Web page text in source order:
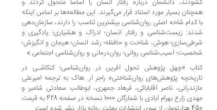
دانشمان درباره رفتار انسان را اساساً متحول کردند و
بسیار مورد استناد قرار می‌گیرند. این مطالعه‌ها بر اساس اینکه
کدام شاخه اصلی روان‌شناسی بیشترین تناسب را دارند، سازمان‌دهی
زیست‌شناسی و رفتار انسان؛ ادراک و هشیاری؛ یادگیری و
هوش، شناخت و حافظه؛ رشد انسان؛ هیجان و انگیزش؛
آسیب‌شناسی روانی؛ روان‌درمانی و روان‌شناسی اجتماعی.»
«چهل پژوهش تحول آفرین در روان‌شناسی؛ کنکاشـی در
پژوهش‌های روان‌شناختی» راجر آر. هاک به ترجمه امیرعلی
ناصر آقابابائی، فرهاد جمهری، ابوطالب سعادتی شامیر و
مهدی زارع بهرام آبادی با شمارگان 1000 نسخه در صفحه 428 به قیمت